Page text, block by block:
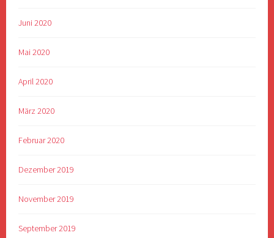
Juni 2020
Mai 2020
April 2020
März 2020
Februar 2020
Dezember 2019
November 2019
September 2019